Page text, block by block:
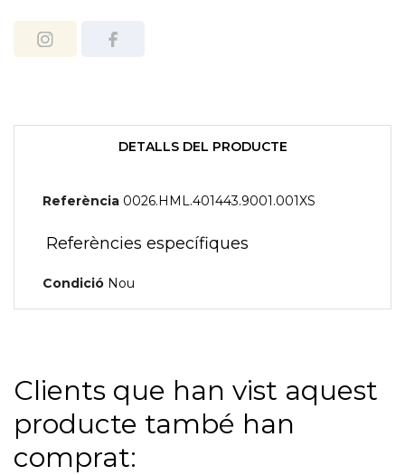
DETALLS DEL PRODUCTE
Referència 0026.HML.401443.9001.001XS
Referències específiques
Condició Nou
Clients que han vist aquest
producte també han
comprat: